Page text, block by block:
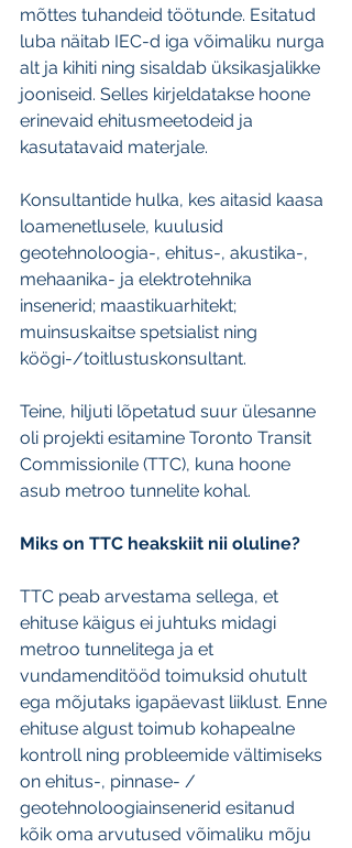
mõttes tuhandeid töötunde. Esitatud
luba näitab IEC-d iga võimaliku nurga
alt ja kihiti ning sisaldab üksikasjalikke
jooniseid. Selles kirjeldatakse hoone
erinevaid ehitusmeetodeid ja
kasutatavaid materjale.
Konsultantide hulka, kes aitasid kaasa
loamenetlusele, kuulusid
geotehnoloogia-, ehitus-, akustika-,
mehaanika- ja elektrotehnika
insenerid; maastikuarhitekt;
muinsuskaitse spetsialist ning
köögi-/toitlustuskonsultant.
Teine, hiljuti lõpetatud suur ülesanne
oli projekti esitamine Toronto Transit
Commissionile (TTC), kuna hoone
asub metroo tunnelite kohal.
Miks on TTC heakskiit nii oluline?
TTC peab arvestama sellega, et
ehituse käigus ei juhtuks midagi
metroo tunnelitega ja et
vundamenditööd toimuksid ohutult
ega mõjutaks igapäevast liiklust. Enne
ehituse algust toimub kohapealne
kontroll ning probleemide vältimiseks
on ehitus-, pinnase- /
geotehnoloogiainsenerid esitanud
kõik oma arvutused võimaliku mõju